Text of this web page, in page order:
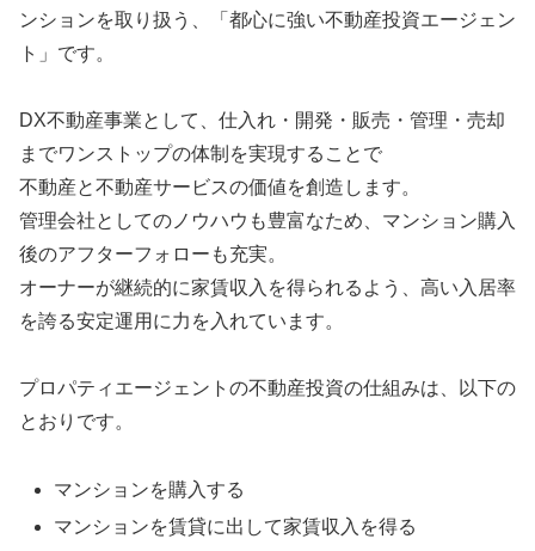
ンションを取り扱う、「都心に強い不動産投資エージェン
ト」です。
DX不動産事業として、仕入れ・開発・販売・管理・売却
までワンストップの体制を実現することで
不動産と不動産サービスの価値を創造します。
管理会社としてのノウハウも豊富なため、マンション購入
後のアフターフォローも充実。
オーナーが継続的に家賃収入を得られるよう、高い入居率
を誇る安定運用に力を入れています。
プロパティエージェントの不動産投資の仕組みは、以下の
とおりです。
マンションを購入する
マンションを賃貸に出して家賃収入を得る